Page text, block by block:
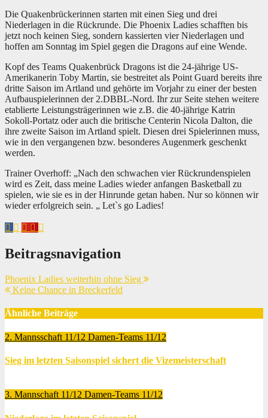
Die Quakenbrückerinnen starten mit einen Sieg und drei
Niederlagen in die Rückrunde. Die Phoenix Ladies schafften bis
jetzt noch keinen Sieg, sondern kassierten vier Niederlagen und
hoffen am Sonntag im Spiel gegen die Dragons auf eine Wende.
Kopf des Teams Quakenbrück Dragons ist die 24-jährige US-
Amerikanerin Toby Martin, sie bestreitet als Point Guard bereits ihre
dritte Saison im Artland und gehörte im Vorjahr zu einer der besten
Aufbauspielerinnen der 2.DBBL-Nord. Ihr zur Seite stehen weitere
etablierte Leistungsträgerinnen wie z.B. die 40-jährige Katrin
Sokoll-Portatz oder auch die britische Centerin Nicola Dalton, die
ihre zweite Saison im Artland spielt. Diesen drei Spielerinnen muss,
wie in den vergangenen bzw. besonderes Augenmerk geschenkt
werden.
Trainer Overhoff: „Nach den schwachen vier Rückrundenspielen
wird es Zeit, dass meine Ladies wieder anfangen Basketball zu
spielen, wie sie es in der Hinrunde getan haben. Nur so können wir
wieder erfolgreich sein. „ Let`s go Ladies!
Beitragsnavigation
Phoenix Ladies weiterhin ohne Sieg
Keine Chance in Breckerfeld
Ähnliche Beiträge
2. Mannsschaft 11/12 Damen-Teams 11/12
Sieg im letzten Saisonspiel sichert die Vizemeisterschaft
3. Mannschaft 11/12 Damen-Teams 11/12